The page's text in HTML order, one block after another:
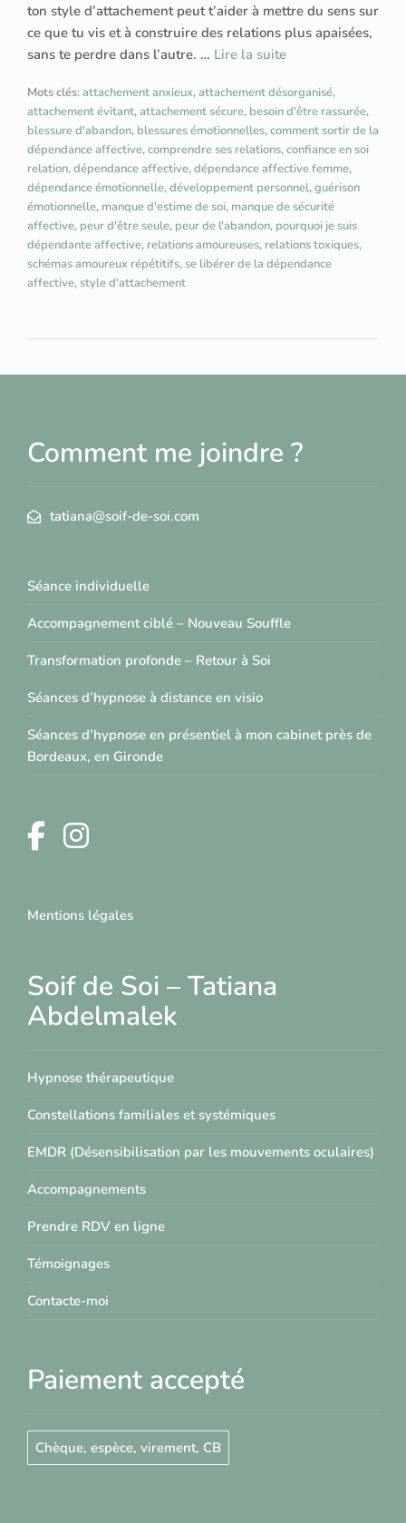
ton style d’attachement peut t’aider à mettre du sens sur
ce que tu vis et à construire des relations plus apaisées,
sans te perdre dans l’autre. … Lire la suite
Mots clés:attachement anxieux,attachement désorganisé,
attachement évitant,attachement sécure, besoin d'être rassurée,
blessure d'abandon, blessures émotionnelles,comment sortir de la
dépendance affective,comprendre ses relations,confiance en soi
relation,dépendance affective,dépendance affective femme,
dépendance émotionnelle,développement personnel,guérison
émotionnelle, manque d'estime de soi, manque de sécurité
affective, peur d'être seule, peur de l'abandon, pourquoi je suis
dépendante affective, relations amoureuses, relations toxiques,
schémas amoureux répétitifs,se libérer de la dépendance
affective,style d'attachement
Comment me joindre ?
tatiana@soif-de-soi.com
Séance individuelle
Accompagnement ciblé – Nouveau Souffle
Transformation profonde – Retour à Soi
Séances d’hypnose à distance en visio
Séances d’hypnose en présentiel à mon cabinet près de
Bordeaux, en Gironde
Mentions légales
Soif de Soi – Tatiana
Abdelmalek
Hypnose thérapeutique
Constellations familiales et systémiques
EMDR (Désensibilisation par les mouvements oculaires)
Accompagnements
Prendre RDV en ligne
Témoignages
Contacte-moi
Paiement accepté
Chèque, espèce, virement, CB